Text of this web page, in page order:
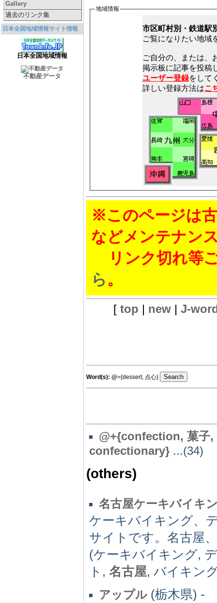
Gallery
過去のリンク集
日本全国地域情報サイト情報
日本全国地域情報
不動産データ
地域情報
市区町村別・鉄道駅
ご覧になりたい地域
ご自分の、または、
ユーザー登録をして
詳しい登録方法はこ
※このページは
などメンテナン
リンク切れ等
ら。
[ top | new| J-
Word(s): @={dessert, 点心}
@+{confection, 菓子
confectionary} ...(34)
(others)
名古屋ケーキバイキ
ケーキバイキング、
サイトです。名古屋
(ケーキバイキング,
ト, 名古屋, バイキン
アップル (栃木県) -